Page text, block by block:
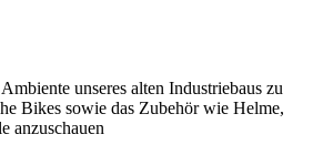
unseres alten Industriebaus zu
Bikes sowie das Zubehör wie Helme,
anzuschauen